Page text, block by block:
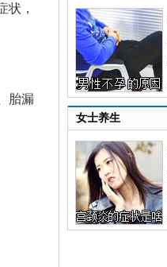
状，
胎漏
女士养生